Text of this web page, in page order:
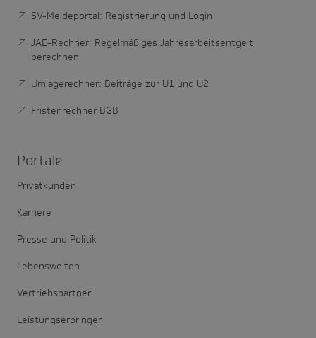
SV-Meldeportal: Registrierung und Login
JAE-Rechner: Regelmäßiges Jahresarbeitsentgelt
berechnen
Umlagerechner: Beiträge zur U1 und U2
Fristenrechner BGB
Portale
Privatkunden
Karriere
Presse und Politik
Lebenswelten
Vertriebspartner
Leistungserbringer